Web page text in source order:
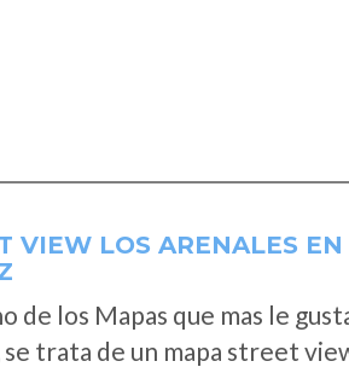
VIEW LOS ARENALES
de los Mapas que mas le
trata de un mapa street